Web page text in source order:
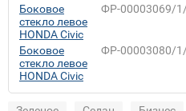
Боковое
стекло левое
HONDA Civic
ФР-00003069/
Боковое
стекло левое
HONDA Civic
ФР-00003080/